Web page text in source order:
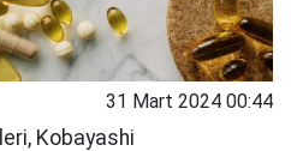
31 Mart 2024 00:44
Kobayashi